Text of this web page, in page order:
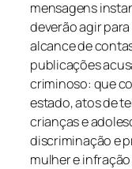
mensagens
deverão agir
alcance de
publicações
criminoso: que
estado, atos de
crianças e
discriminação e
mulher e